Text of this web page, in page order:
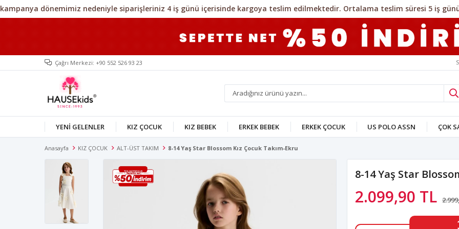
Çağrı Merkezi: +90 552 526 93 23
YENİ GELENLER KIZ ÇOCUK KIZ BEBEK ERKEK BEBEK ERKEK ÇOCUK US POLO ASSN ÇOK
Anasayfa KIZ ÇOCUK ALT-ÜST TAKIM 8-14 Yaş Star Blossom Kız Çocuk Takım-Ekru
8-14 Yaş Star
2.099,90 TL